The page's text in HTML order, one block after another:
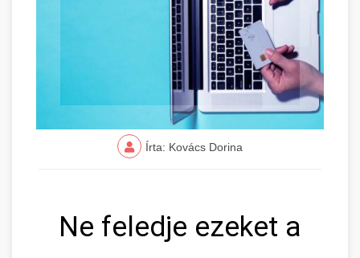
Írta: Kovács Dorina
Ne feledje ezeket a